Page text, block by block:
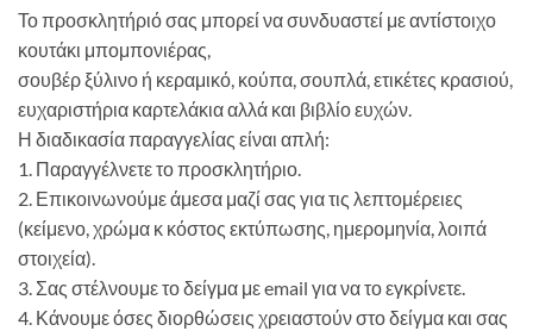
Το προσκλητήριό σας μπορεί να συνδυαστεί με αντίστοιχο
κουτάκι μπομπονιέρας,
σουβέρ ξύλινο ή κεραμικό, κούπα, σουπλά, ετικέτες κρασιού,
ευχαριστήρια καρτελάκια αλλά και βιβλίο ευχών.
Η διαδικασία παραγγελίας είναι απλή:
1. Παραγγέλνετε το προσκλητήριο.
2. Επικοινωνούμε άμεσα μαζί σας για τις λεπτομέρειες
(κείμενο, χρώμα κ κόστος εκτύπωσης, ημερομηνία, λοιπά
στοιχεία).
3. Σας στέλνουμε το δείγμα με email για να το εγκρίνετε.
4. Κάνουμε όσες διορθώσεις χρειαστούν στο δείγμα και σας